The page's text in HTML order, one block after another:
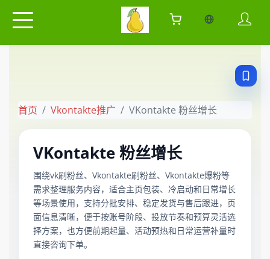
当前语言：中
首页 Vkontakte推广 VKontakte 粉丝增长
VKontakte 粉丝增长
围绕vk刷粉丝、Vkontakte刷粉丝、Vkontakte爆粉等
需求整理服务内容，适合主页包装、冷启动和日常增长
等场景使用，支持分批安排、稳定发货与售后跟进，页
面信息清晰，便于按账号阶段、投放节奏和预算灵活选
择方案，也方便前期起量、活动预热和日常运营补量时
直接咨询下单。